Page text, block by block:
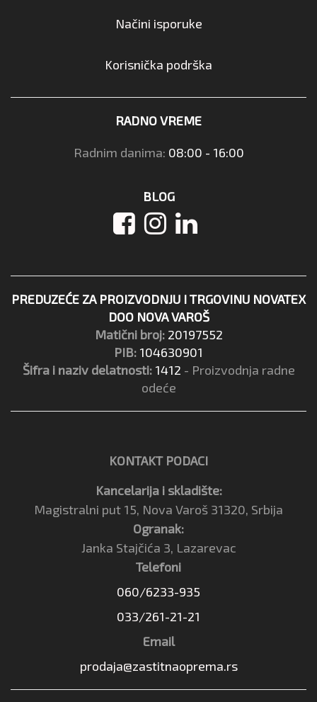
Načini isporuke
Korisnička podrška
RADNO VREME
Radnim danima: 08:00 - 16:00
BLOG
PREDUZEĆE ZA PROIZVODNJU I TRGOVINU NOVATEX
DOO NOVA VAROŠ
Matični broj: 20197552
PIB: 104630901
Šifra i naziv delatnosti: 1412 - Proizvodnja radne
odeće
KONTAKT PODACI
Kancelarija i skladište:
Magistralni put 15, Nova Varoš 31320, Srbija
Ogranak:
Janka Stajčića 3, Lazarevac
Telefoni
060/6233-935
033/261-21-21
Email
prodaja@zastitnaoprema.rs